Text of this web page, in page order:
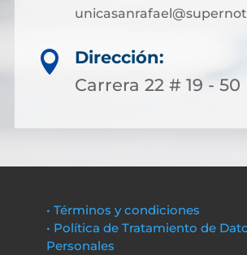

Dirección:
Carrera 22 # 19 - 50
• Términos y condiciones
• Política de Tratamiento de
Personales